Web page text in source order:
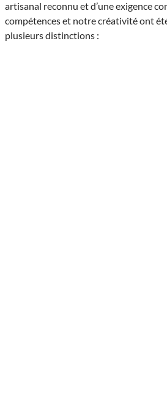
artisanal reconnu et d’une exigence
compétences et notre créativité ont
plusieurs distinctions :